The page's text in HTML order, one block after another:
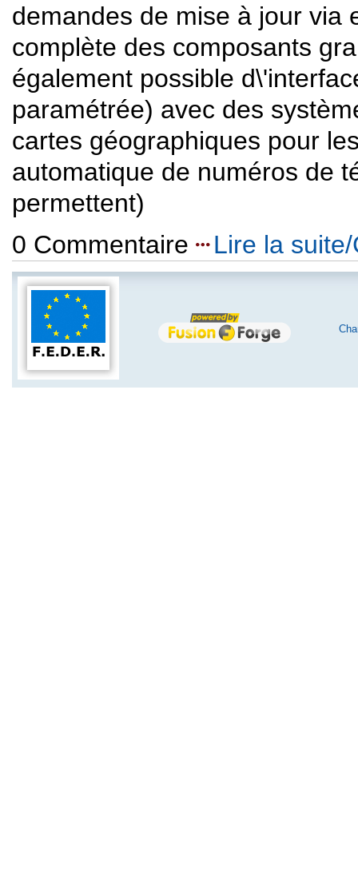
demandes de mise à jour via
complète des composants
également possible
paramétrée) avec des
cartes géographiques pour
automatique de numéros de
permettent)
0 Commentaire
Lire la